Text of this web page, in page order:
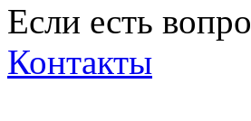
Если есть
Контакты